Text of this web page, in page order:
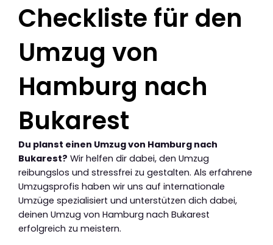
Checkliste für den
Umzug von
Hamburg nach
Bukarest
Du planst einen Umzug von Hamburg nach
Bukarest? Wir helfen dir dabei, den Umzug
reibungslos und stressfrei zu gestalten. Als erfahrene
Umzugsprofis haben wir uns auf internationale
Umzüge spezialisiert und unterstützen dich dabei,
deinen Umzug von Hamburg nach Bukarest
erfolgreich zu meistern.